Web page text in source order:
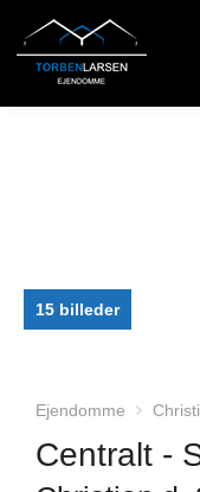
15 billeder
Ejendomme
Centralt -